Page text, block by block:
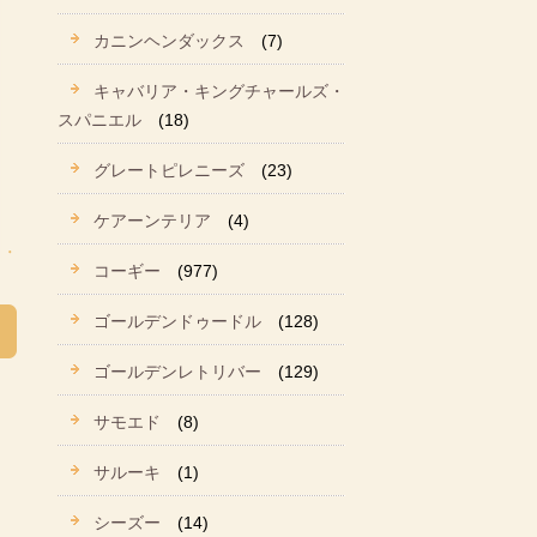
カニンヘンダックス (7)
キャバリア・キングチャールズ・
スパニエル
(18)
グレートピレニーズ (23)
ケアーンテリア (4)
コーギー (977)
ゴールデンドゥードル (128)
ゴールデンレトリバー (129)
サモエド (8)
サルーキ (1)
シーズー (14)